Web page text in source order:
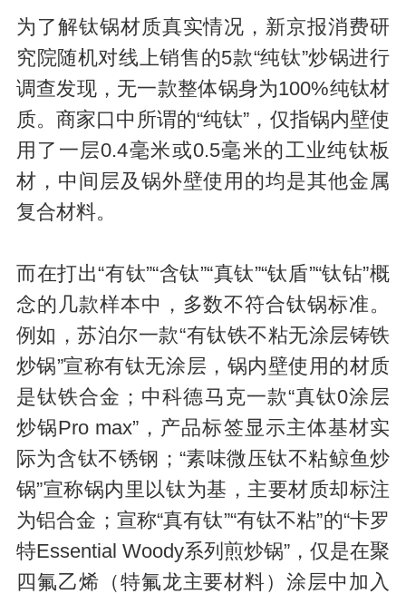
为了解钛锅材质真实情况，新京报消费研
究院随机对线上销售的5款“纯钛”炒锅进行
调查发现，无一款整体锅身为100%纯钛材
质。商家口中所谓的“纯钛”，仅指锅内壁使
用了一层0.4毫米或0.5毫米的工业纯钛板
材，中间层及锅外壁使用的均是其他金属
复合材料。
而在打出“有钛”“含钛”“真钛”“钛盾”“钛钻”概
念的几款样本中，多数不符合钛锅标准。
例如，苏泊尔一款“有钛铁不粘无涂层铸铁
炒锅”宣称有钛无涂层，锅内壁使用的材质
是钛铁合金；中科德马克一款“真钛0涂层
炒锅Pro max”，产品标签显示主体基材实
际为含钛不锈钢；“素味微压钛不粘鲸鱼炒
锅”宣称锅内里以钛为基，主要材质却标注
为铝合金；宣称“真有钛”“有钛不粘”的“卡罗
特Essential Woody系列煎炒锅”，仅是在聚
四氟乙烯（特氟龙主要材料）涂层中加入